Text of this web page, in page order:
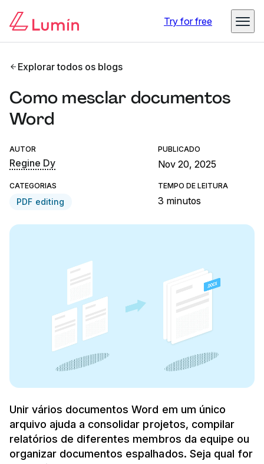
Try for free
Explorar todos os blogs
Como mesclar documentos
Word
AUTOR
Regine Dy
PUBLICADO
Nov 20, 2025
CATEGORIAS
PDF editing
TEMPO DE LEITURA
3 minutos
Unir vários documentos Word em um único
arquivo ajuda a consolidar projetos, compilar
relatórios de diferentes membros da equipe ou
organizar documentos espalhados. Seja qual for